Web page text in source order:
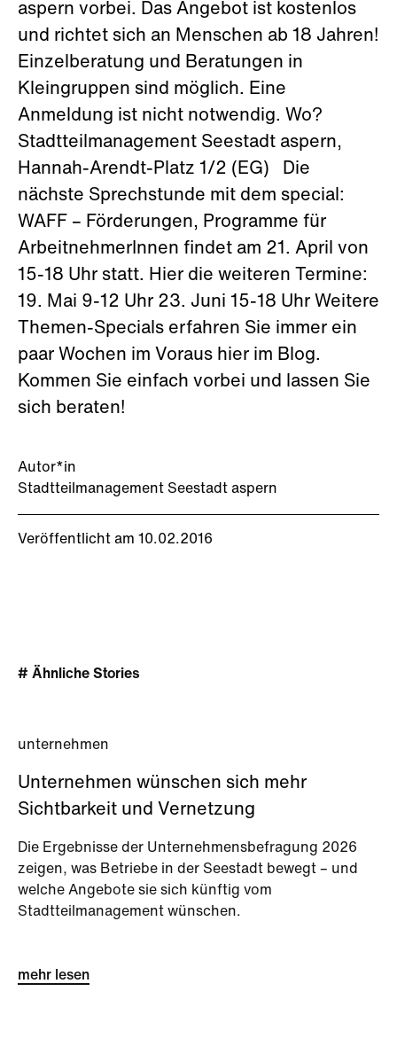
Autor*in
Stadtteilmanagement Seestadt aspern
Veröffentlicht am 10.02.2016
aspern vorbei. Das Angebot ist kostenlos
und richtet sich an Menschen ab 18 Jahren!
Einzelberatung und Beratungen in
Kleingruppen sind möglich. Eine
Anmeldung ist nicht notwendig. Wo?
Stadtteilmanagement Seestadt aspern,
Hannah-Arendt-Platz 1/2 (EG) Die
nächste Sprechstunde mit dem special:
WAFF – Förderungen, Programme für
ArbeitnehmerInnen findet am 21. April von
15-18 Uhr statt. Hier die weiteren Termine:
19. Mai 9-12 Uhr 23. Juni 15-18 Uhr Weitere
Themen-Specials erfahren Sie immer ein
paar Wochen im Voraus hier im Blog.
Kommen Sie einfach vorbei und lassen Sie
sich beraten!
# Ähnliche Stories
unternehmen
Unternehmen wünschen sich mehr
Sichtbarkeit und Vernetzung
Die Ergebnisse der Unternehmensbefragung 2026
zeigen, was Betriebe in der Seestadt bewegt – und
welche Angebote sie sich künftig vom
Stadtteilmanagement wünschen.
mehr lesen